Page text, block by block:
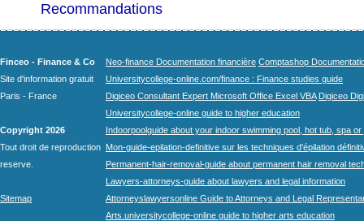
Recommandations
Finceo - Finance & Co
Site d'information gratuit
Paris - France
Copyright 2026
Tout droit de reproduction
reserve.
Sitemap
Neo-finance Documentation financière Comptashop
Universitycollege-online.com/finance : Finance studies guide
Digiceo Consultant Expert Microsoft Office Excel VBA Digiceo
Universitycollege-online guide to higher education
Indoorpoolguide about your indoor swimming pool, hot tub, spa
Mon-guide-epilation-definitive sur les techniques d'épilation
Permanent-hair-removal-guide about permanent hair removal
Lawyers-attorneys-guide about lawyers and legal information
Attorneyslawyersonline Guide to Attorneys and Legal
Arts.universitycollege-online guide to higher arts education